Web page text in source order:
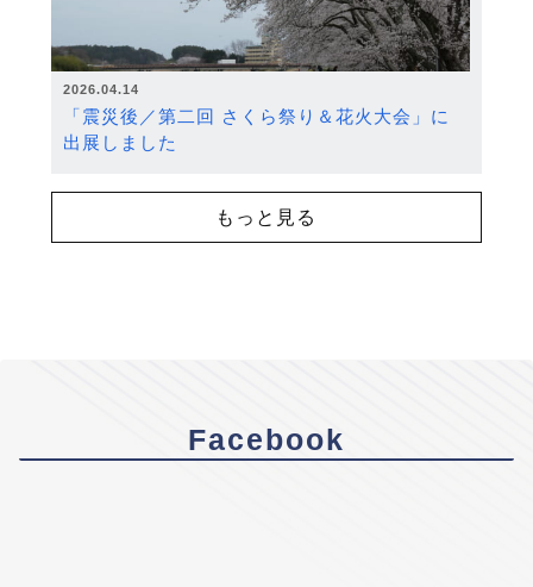
2026.04.14
「震災後／第二回 さくら祭り＆花火大会」に
出展しました
もっと見る
Facebook